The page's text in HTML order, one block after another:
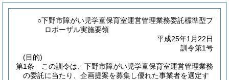
○下野市障がい児学童保育室運営管理業務委託標準型プ
ロポーザル実施要領
平成25年1月22日
訓令第1号
(目的)
第1条
この訓令は、下野市障がい児学童保育室運営管理業務
の委託に当たり、企画提案を募集し優れた事業者を選定す